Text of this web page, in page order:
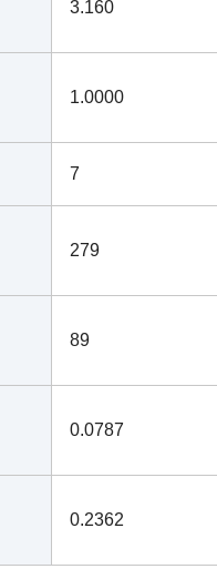
3.160
1.0000
7
279
89
0.0787
0.2362